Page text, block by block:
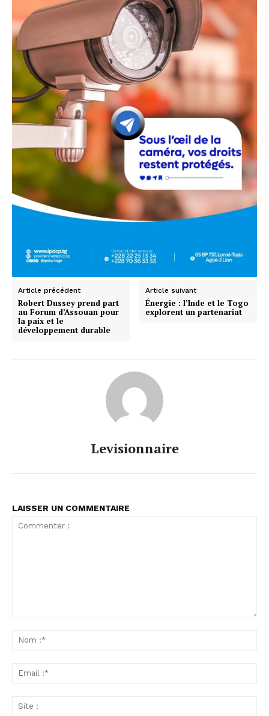
Article précédent
Robert Dussey prend part
au Forum d’Assouan pour
la paix et le
développement durable
Article suivant
Énergie : l’Inde et le Togo
explorent un partenariat
Levisionnaire
LAISSER UN COMMENTAIRE